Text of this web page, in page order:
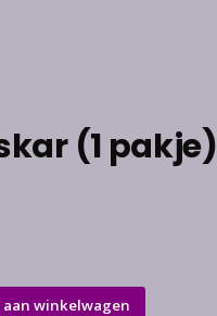
(1 pakje)
winkelwagen